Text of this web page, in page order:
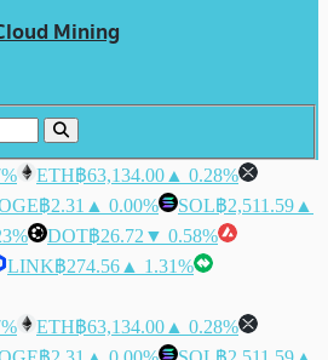
Mining
ETH฿63,134.00 ▲ 0.28%
฿2.31 ▲ 0.00% SOL฿2,511.59 ▲
DOT฿26.72 ▼ 0.58%
LINK฿274.56 ▲ 1.31%
ETH฿63,134.00 ▲ 0.28%